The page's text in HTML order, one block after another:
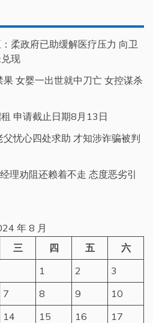
柔政府已助缓解医疗压力 向卫
现
女婴一出世就中刀亡 女控谋杀
申请截止日期8月13日
父忧心四处求助 才知涉诈骗被判
理劝阻还赖着不走 态度恶劣引
年 8 月
三 四 五
六
1
2
3
7 8 9
10
14 15 16
17